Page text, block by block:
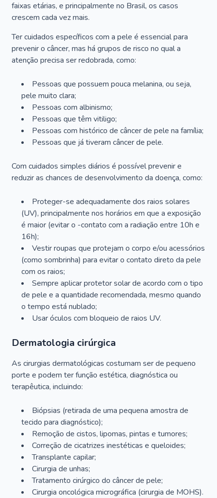
faixas etárias, e principalmente no Brasil, os casos
crescem cada vez mais.
Ter cuidados específicos com a pele é essencial para
prevenir o câncer, mas há grupos de risco no qual a
atenção precisa ser redobrada, como:
Pessoas que possuem pouca melanina, ou seja,
pele muito clara;
Pessoas com albinismo;
Pessoas que têm vitiligo;
Pessoas com histórico de câncer de pele na família;
Pessoas que já tiveram câncer de pele.
Com cuidados simples diários é possível prevenir e
reduzir as chances de desenvolvimento da doença, como:
Proteger-se adequadamente dos raios solares
(UV), principalmente nos horários em que a exposição
é maior (evitar o -contato com a radiação entre 10h e
16h);
Vestir roupas que protejam o corpo e/ou acessórios
(como sombrinha) para evitar o contato direto da pele
com os raios;
Sempre aplicar protetor solar de acordo com o tipo
de pele e a quantidade recomendada, mesmo quando
o tempo está nublado;
Usar óculos com bloqueio de raios UV.
Dermatologia cirúrgica
As cirurgias dermatológicas costumam ser de pequeno
porte e podem ter função estética, diagnóstica ou
terapêutica, incluindo:
Biópsias (retirada de uma pequena amostra de
tecido para diagnóstico);
Remoção de cistos, lipomas, pintas e tumores;
Correção de cicatrizes inestéticas e queloides;
Transplante capilar;
Cirurgia de unhas;
Tratamento cirúrgico do câncer de pele;
Cirurgia oncológica micrográfica (cirurgia de MOHS).